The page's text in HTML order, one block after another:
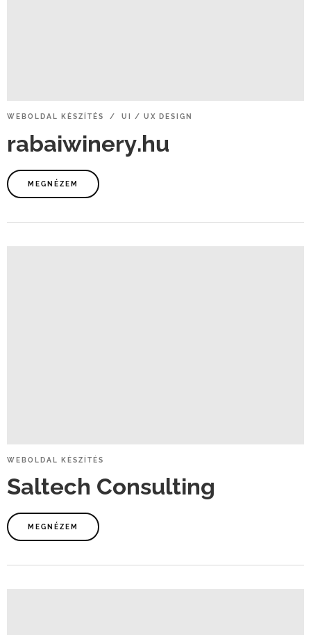
WEBOLDAL KÉSZÍTÉS / UI / UX DESIGN
rabaiwinery.hu
MEGNÉZEM
WEBOLDAL KÉSZÍTÉS
Saltech Consulting
MEGNÉZEM